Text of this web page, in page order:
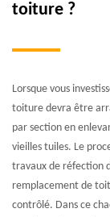
toiture ?
Lorsque vous
toiture devra être
par section en
vieilles tuiles. Le
travaux de réfection
remplacement de
contrôlé. Dans ce